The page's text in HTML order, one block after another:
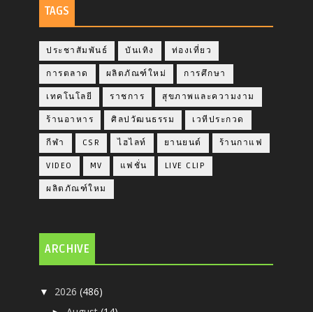
TAGS
ประชาสัมพันธ์ บันเทิง ท่องเที่ยว
การตลาด ผลิตภัณฑ์ใหม่ การศึกษา
เทคโนโลยี ราชการ สุขภาพและความงาม
ร้านอาหาร ศิลปวัฒนธรรม เวทีประกวด
กีฬา CSR ไฮไลท์ ยานยนต์ ร้านกาแฟ
VIDEO MV แฟชั่น LIVE CLIP
ผลิตภัณฑ์ใหม
ARCHIVE
▼ 2026(486)